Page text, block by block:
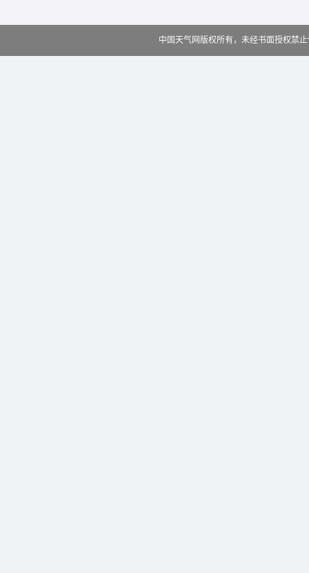
中国天气网版权所有，未经书面授权